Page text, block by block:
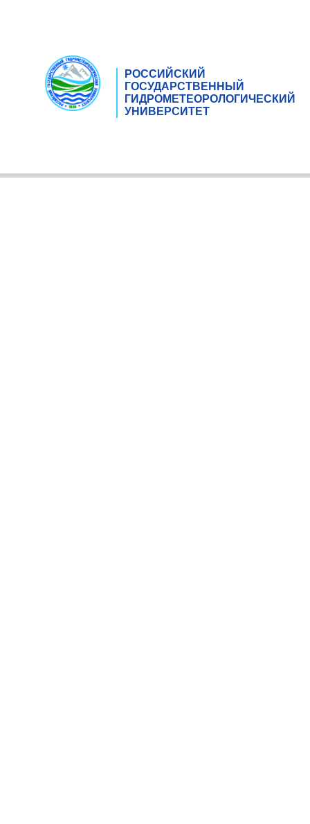
РОССИЙСКИЙ
ГОСУДАРСТВЕННЫЙ
ГИДРОМЕТЕОРОЛОГИЧЕСКИЙ
УНИВЕРСИТЕТ